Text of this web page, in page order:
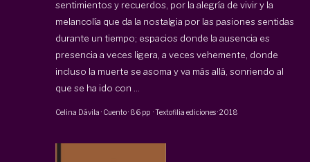
sentimientos y recuerdos, por la alegría de vivir y la
melancolía que da la nostalgia por las pasiones sentidas
durante un tiempo; espacios donde la ausencia es
presencia a veces ligera, a veces vehemente, donde
incluso la muerte se asoma y va más allá, sonriendo al
que se ha ido con ...
Celina Dávila · Cuento· 86 pp ·Textofilia ediciones·2018